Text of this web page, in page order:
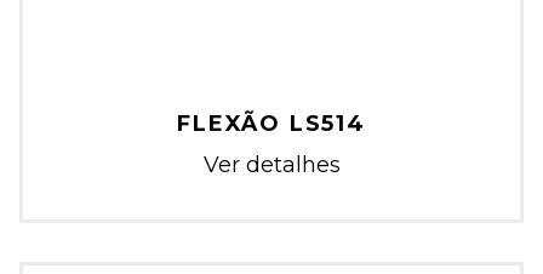
FLEXÃO LS514
Ver detalhes